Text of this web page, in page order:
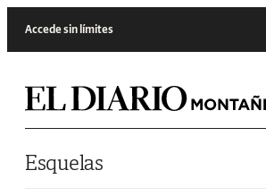
Accede sin límites
Esquelas